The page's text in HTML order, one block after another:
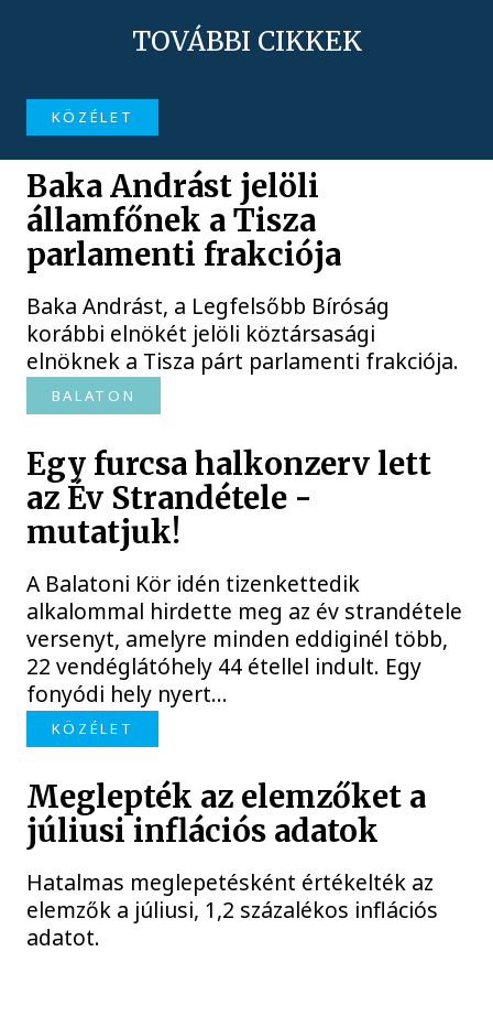
TOVÁBBI CIKKEK
KÖZÉLET
Baka Andrást jelöli
államfőnek a Tisza
parlamenti frakciója
Baka Andrást, a Legfelsőbb Bíróság
korábbi elnökét jelöli köztársasági
elnöknek a Tisza párt parlamenti frakciója.
BALATON
Egy furcsa halkonzerv lett
az Év Strandétele -
mutatjuk!
A Balatoni Kör idén tizenkettedik
alkalommal hirdette meg az év strandétele
versenyt, amelyre minden eddiginél több,
22 vendéglátóhely 44 étellel indult. Egy
fonyódi hely nyert...
KÖZÉLET
Meglepték az elemzőket a
júliusi inflációs adatok
Hatalmas meglepetésként értékelték az
elemzők a júliusi, 1,2 százalékos inflációs
adatot.